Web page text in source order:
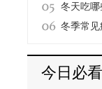
食物有哪
冬天吃
食养生?
冬季常
今日必看